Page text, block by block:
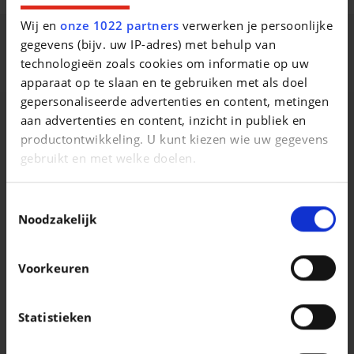
Wij enonze 1022 partners verwerken je persoonlijke
gegevens (bijv. uw IP-adres) met behulp van
technologieën zoals cookies om informatie op uw
apparaat op te slaan en te gebruiken met als doel
gepersonaliseerde advertenties en content, metingen
aan advertenties en content, inzicht in publiek en
productontwikkeling. U kunt kiezen wie uw gegevens
gebruikt en met welke doelen.
Informatie verzamelen over uw geografische
locatie, die tot een paar meter nauwkeurig kan zijn
Uw apparaat identificeren door het actief te
scannen op specifieke eigenschappen
Lees meer over hoe uw persoonlijke gegevens worden
detailgedeelte
Noodzakelijk
Voorkeuren
Statistieken
Beschrijving van het voertuig occasie
Vergelijkbare voertuigen
255.000 EUR| 12.403 km 0 km